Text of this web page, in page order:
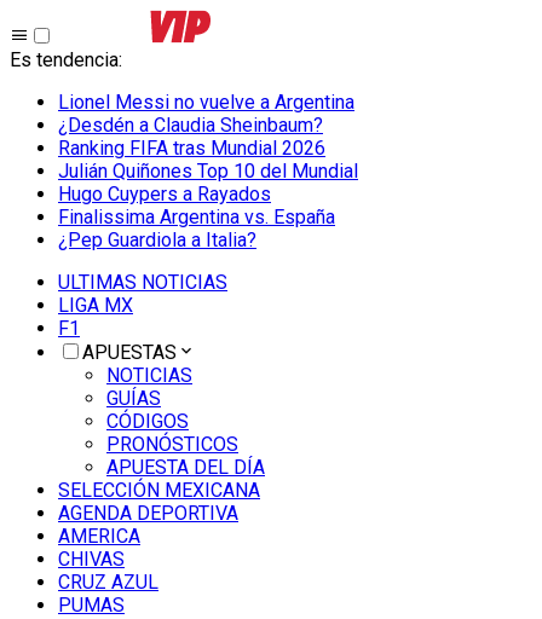
Es tendencia:
Lionel Messi no vuelve a Argentina
¿Desdén a Claudia Sheinbaum?
Ranking FIFA tras Mundial 2026
Julián Quiñones Top 10 del Mundial
Hugo Cuypers a Rayados
Finalissima Argentina vs. España
¿Pep Guardiola a Italia?
ULTIMAS NOTICIAS
LIGA MX
F1
APUESTAS
NOTICIAS
GUÍAS
CÓDIGOS
PRONÓSTICOS
APUESTA DEL DÍA
SELECCIÓN MEXICANA
AGENDA DEPORTIVA
AMERICA
CHIVAS
CRUZ AZUL
PUMAS